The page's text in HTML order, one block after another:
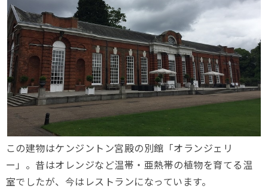
この建物はケンジントン宮殿の別館「オランジェリ
ー」。昔はオレンジなど温帯・亜熱帯の植物を育てる温
室でしたが、今はレストランになっています。